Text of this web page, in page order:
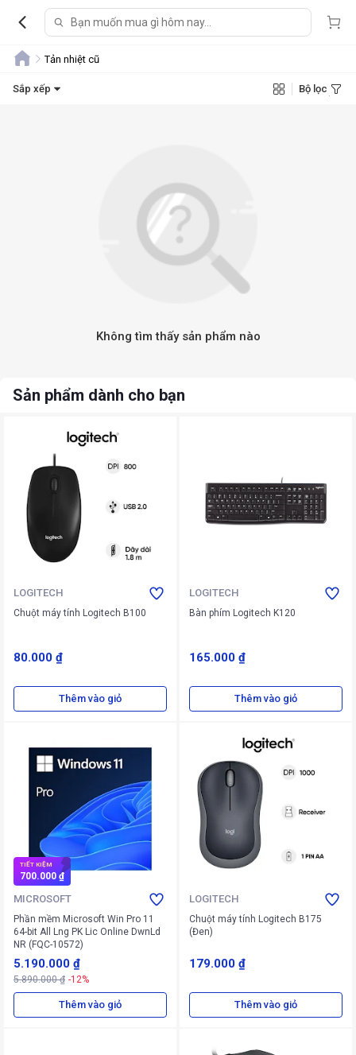
Tản nhiệt cũ
Sắp xếp Bộ lọc
Không tìm thấy sản phẩm nào
Sản phẩm dành cho bạn
LOGITECH
Chuột máy tính Logitech B100
80.000 ₫
Thêm vào giỏ
LOGITECH
Bàn phím Logitech K120
165.000 ₫
Thêm vào giỏ
TIẾT KIỆM
700.000 ₫
MICROSOFT
Phần mềm Microsoft Win Pro 11
64-bit All Lng PK Lic Online DwnLd
NR (FQC-10572)
5.190.000 ₫
5.890.000 ₫ -12%
Thêm vào giỏ
LOGITECH
Chuột máy tính Logitech B175
(Đen)
179.000 ₫
Thêm vào giỏ